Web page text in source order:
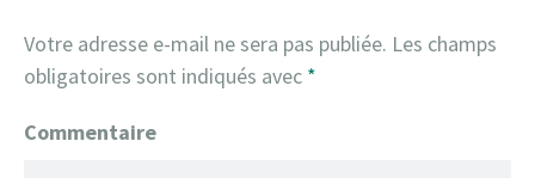
Votre adresse e-mail ne sera pas publiée. Les champs
obligatoires sont indiqués avec *
Commentaire